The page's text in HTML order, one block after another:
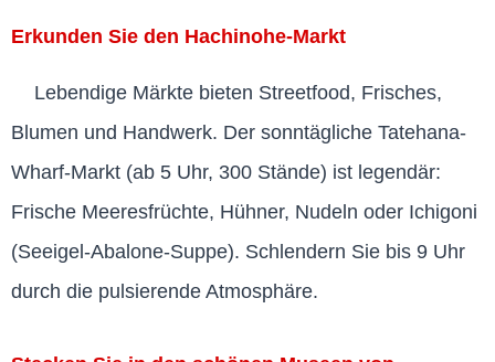
Erkunden Sie den Hachinohe-Markt
Lebendige Märkte bieten Streetfood, Frisches,
Blumen und Handwerk. Der sonntägliche Tatehana-
Wharf-Markt (ab 5 Uhr, 300 Stände) ist legendär:
Frische Meeresfrüchte, Hühner, Nudeln oder Ichigoni
(Seeigel-Abalone-Suppe). Schlendern Sie bis 9 Uhr
durch die pulsierende Atmosphäre.